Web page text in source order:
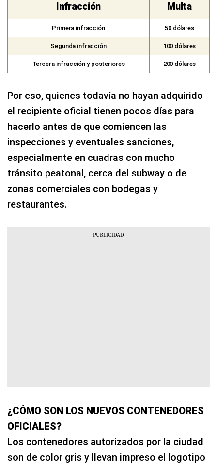
Infracción Multa
Primera infracción 50 dólares
Segunda infracción 100 dólares
Tercera infracción y posteriores 200 dólares
Por eso, quienes todavía no hayan adquirido
el recipiente oficial tienen pocos días para
hacerlo antes de que comiencen las
inspecciones y eventuales sanciones,
especialmente en cuadras con mucho
tránsito peatonal, cerca del subway o de
zonas comerciales con bodegas y
restaurantes.
¿CÓMO SON LOS NUEVOS CONTENEDORES
OFICIALES?
Los contenedores autorizados por la ciudad
son de color gris y llevan impreso el logotipo